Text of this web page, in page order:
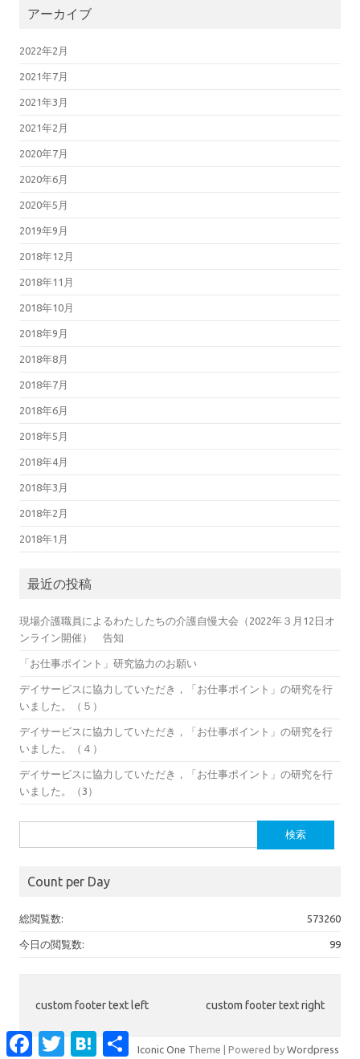
アーカイブ
2022年2月
2021年7月
2021年3月
2021年2月
2020年7月
2020年6月
2020年5月
2019年9月
2018年12月
2018年11月
2018年10月
2018年9月
2018年8月
2018年7月
2018年6月
2018年5月
2018年4月
2018年3月
2018年2月
2018年1月
最近の投稿
現場介護職員によるわたしたちの介護自慢大会（2022年３月12日オ
ンライン開催） 告知
「お仕事ポイント」研究協力のお願い
デイサービスに協力していただき，「お仕事ポイント」の研究を行
いました。（５）
デイサービスに協力していただき，「お仕事ポイント」の研究を行
いました。（４）
デイサービスに協力していただき，「お仕事ポイント」の研究を行
いました。（3）
索:
Count per Day
573260
総閲覧数:
99
今日の閲覧数:
custom footer text left custom footer text right
Iconic One Theme | Powered by Wordpress
FacebookTwitter Hatena
有